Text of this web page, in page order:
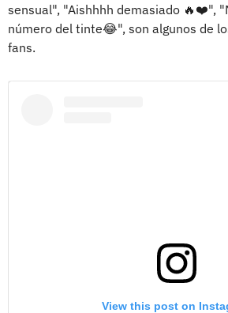
sensual", "Aishhhh demasiado 🔥❤️",
número del tinte😂", son algunos de
fans.
View this post on